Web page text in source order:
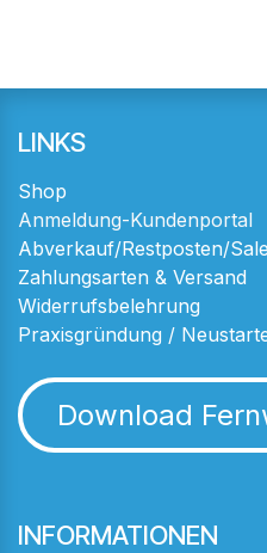
LINKS
Shop
Anmeldung-Kundenportal
Abverkauf/Restposten/Sale
Zahlungsarten & Versand
Widerrufsbelehrung
Praxisgründung /
Download
INFORMATIONEN